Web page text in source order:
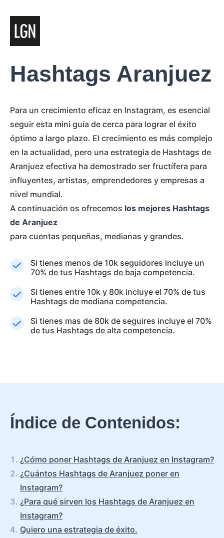
Hashtags Aranjuez
Para un crecimiento eficaz en Instagram, es esencial
seguir esta mini guía de cerca para lograr el éxito
óptimo a largo plazo. El crecimiento es más complejo
en la actualidad, pero una estrategia de Hashtags de
Aranjuez efectiva ha demostrado ser fructífera para
influyentes, artistas, emprendedores y empresas a
nivel mundial.
A continuación os ofrecemos los mejores Hashtags
de Aranjuez
para cuentas pequeñas, medianas y grandes.
Si tienes menos de 10k seguidores incluye un
70% de tus Hashtags de baja competencia.
Si tienes entre 10k y 80k incluye el 70% de tus
Hashtags de mediana competencia.
Si tienes mas de 80k de seguires incluye el 70%
de tus Hashtags de alta competencia.
Índice de Contenidos:
¿Cómo poner Hashtags de Aranjuez en Instagram?
¿Cuántos Hashtags de Aranjuez poner en
Instagram?
¿Para qué sirven los Hashtags de Aranjuez en
Instagram?
Quiero una estrategia de éxito.